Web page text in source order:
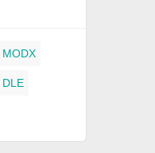
MODX
DLE